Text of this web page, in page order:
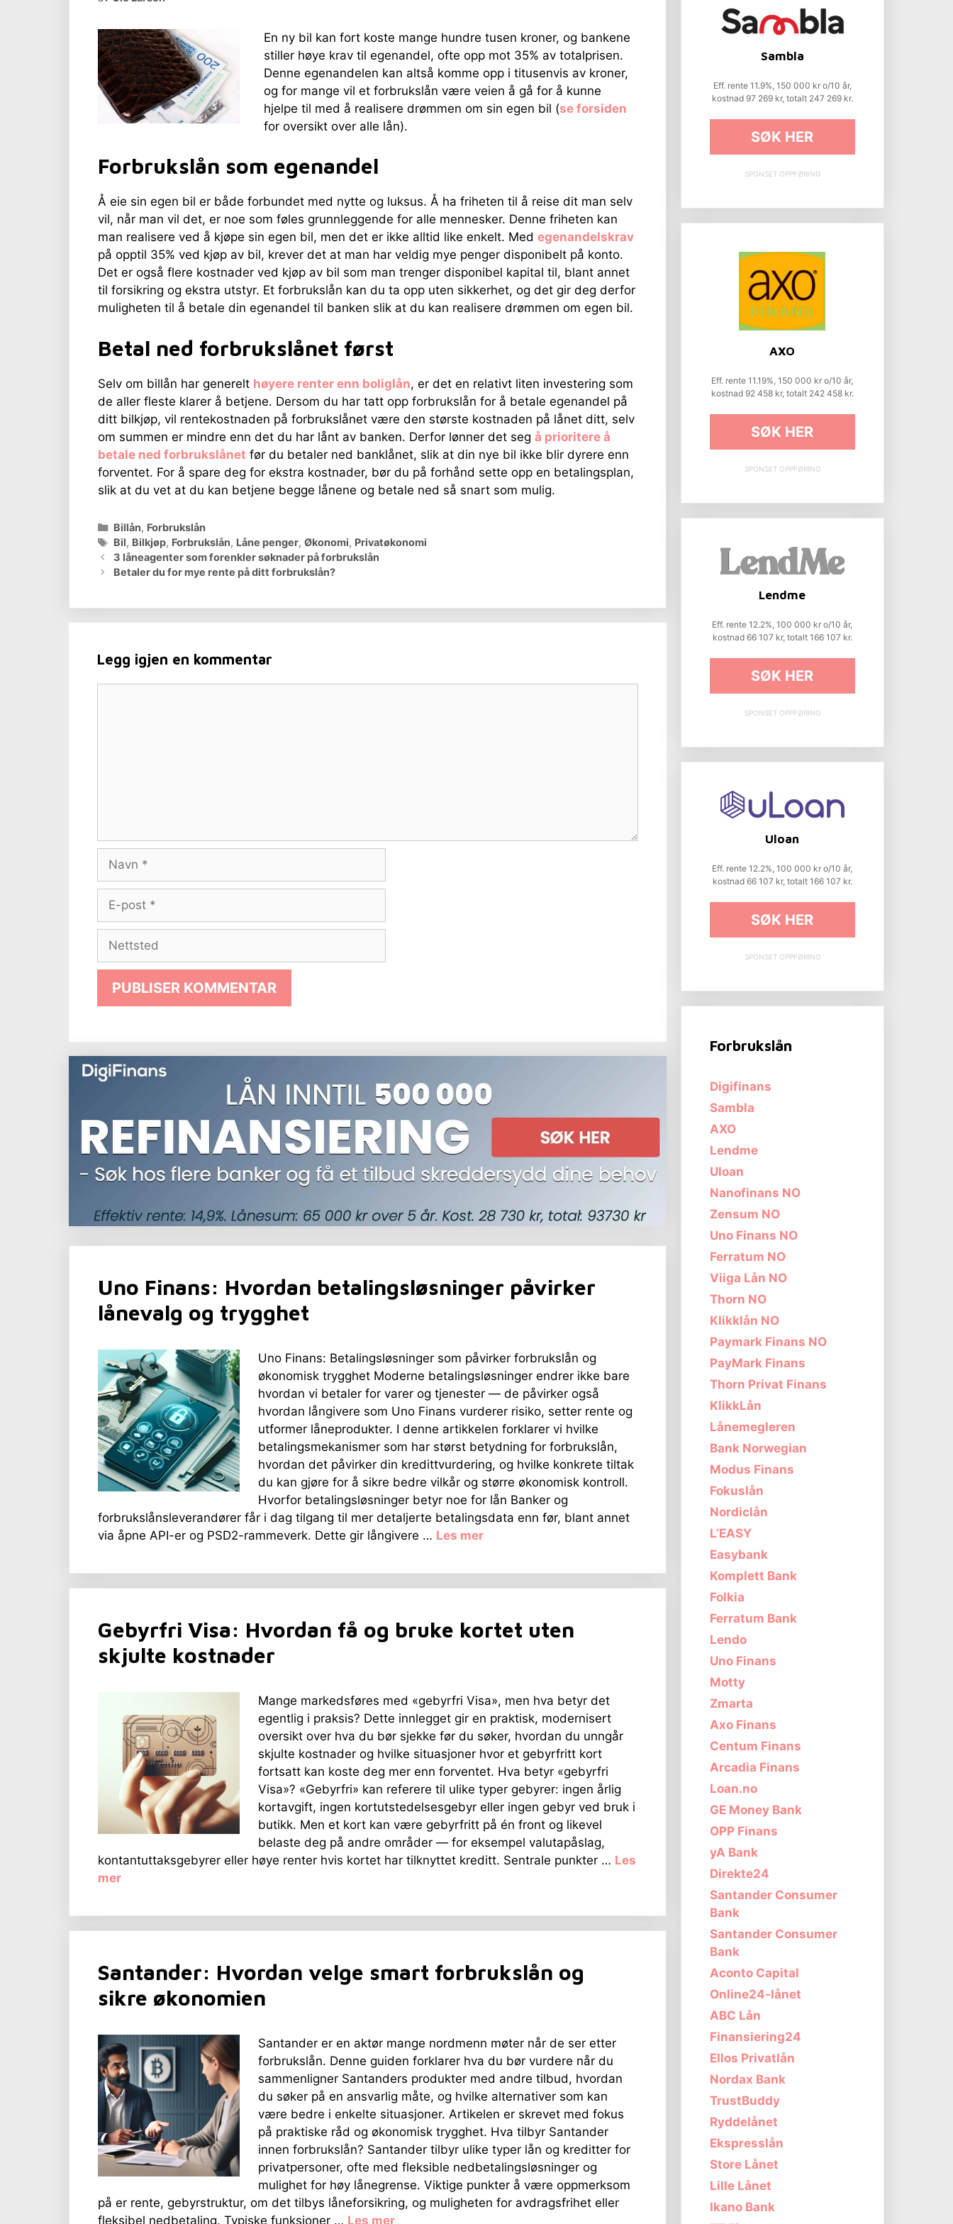
En ny bil kan fort koste mange hundre tusen kroner, og bankene
stiller høye krav til egenandel, ofte opp mot 35% av totalprisen.
Denne egenandelen kan altså komme opp i titusenvis av kroner,
og for mange vil et forbrukslån være veien å gå for å kunne
hjelpe til med å realisere drømmen om sin egen bil (se forsiden
for oversikt over alle lån).
Forbrukslån som egenandel
Å eie sin egen bil er både forbundet med nytte og luksus. Å ha friheten til å reise dit man selv
vil, når man vil det, er noe som føles grunnleggende for alle mennesker. Denne friheten kan
man realisere ved å kjøpe sin egen bil, men det er ikke alltid like enkelt. Med egenandelskrav
på opptil 35% ved kjøp av bil, krever det at man har veldig mye penger disponibelt på konto.
Det er også flere kostnader ved kjøp av bil som man trenger disponibel kapital til, blant annet
til forsikring og ekstra utstyr. Et forbrukslån kan du ta opp uten sikkerhet, og det gir deg derfor
muligheten til å betale din egenandel til banken slik at du kan realisere drømmen om egen bil.
Betal ned forbrukslånet først
Selv om billån har generelt høyere renter enn boliglån, er det en relativt liten investering som
de aller fleste klarer å betjene. Dersom du har tatt opp forbrukslån for å betale egenandel på
ditt bilkjøp, vil rentekostnaden på forbrukslånet være den største kostnaden på lånet ditt, selv
om summen er mindre enn det du har lånt av banken. Derfor lønner det seg å prioritere å
betale ned forbrukslånet før du betaler ned banklånet, slik at din nye bil ikke blir dyrere enn
forventet. For å spare deg for ekstra kostnader, bør du på forhånd sette opp en betalingsplan,
slik at du vet at du kan betjene begge lånene og betale ned så snart som mulig.
Kategorier
Billån, Forbrukslån
Stikkord
Bil, Bilkjøp, Forbrukslån, Låne penger, Økonomi, Privatøkonomi
3 låneagenter som forenkler søknader på forbrukslån
Betaler du for mye rente på ditt forbrukslån?
Legg igjen en kommentar
post
Uno Finans: Hvordan betalingsløsninger påvirker
lånevalg og trygghet
Uno Finans: Betalingsløsninger som påvirker forbrukslån og
økonomisk trygghet Moderne betalingsløsninger endrer ikke bare
hvordan vi betaler for varer og tjenester — de påvirker også
hvordan långivere som Uno Finans vurderer risiko, setter rente og
utformer låneprodukter. I denne artikkelen forklarer vi hvilke
betalingsmekanismer som har størst betydning for forbrukslån,
hvordan det påvirker din kredittvurdering, og hvilke konkrete tiltak
du kan gjøre for å sikre bedre vilkår og større økonomisk kontroll.
Hvorfor betalingsløsninger betyr noe for lån Banker og
forbrukslånsleverandører får i dag tilgang til mer detaljerte betalingsdata enn før, blant annet
via åpne API-er og PSD2-rammeverk. Dette gir långivere … Les mer
Gebyrfri Visa: Hvordan få og bruke kortet uten
skjulte kostnader
Mange markedsføres med «gebyrfri Visa», men hva betyr det
egentlig i praksis? Dette innlegget gir en praktisk, modernisert
oversikt over hva du bør sjekke før du søker, hvordan du unngår
skjulte kostnader og hvilke situasjoner hvor et gebyrfritt kort
fortsatt kan koste deg mer enn forventet. Hva betyr «gebyrfri
Visa»? «Gebyrfri» kan referere til ulike typer gebyrer: ingen årlig
kortavgift, ingen kortutstedelsesgebyr eller ingen gebyr ved bruk i
butikk. Men et kort kan være gebyrfritt på én front og likevel
belaste deg på andre områder — for eksempel valutapåslag,
kontantuttaksgebyrer eller høye renter hvis kortet har tilknyttet kreditt. Sentrale punkter … Les
mer
Santander: Hvordan velge smart forbrukslån og
sikre økonomien
Santander er en aktør mange nordmenn møter når de ser etter
forbrukslån. Denne guiden forklarer hva du bør vurdere når du
sammenligner Santanders produkter med andre tilbud, hvordan
du søker på en ansvarlig måte, og hvilke alternativer som kan
være bedre i enkelte situasjoner. Artikelen er skrevet med fokus
på praktiske råd og økonomisk trygghet. Hva tilbyr Santander
innen forbrukslån? Santander tilbyr ulike typer lån og kreditter for
privatpersoner, ofte med fleksible nedbetalingsløsninger og
mulighet for høy lånegrense. Viktige punkter å være oppmerksom
på er rente, gebyrstruktur, om det tilbys låneforsikring, og muligheten for avdragsfrihet eller
fleksibel nedbetaling. Typiske funksjoner … Les mer
Sambla
Eff. rente 11.9%, 150 000 kr o/10 år,
kostnad 97 269 kr, totalt 247 269 kr.
SØK HER
SPONSET OPPFØRING
AXO
Eff. rente 11.19%, 150 000 kr o/10 år,
kostnad 92 458 kr, totalt 242 458 kr.
SØK HER
SPONSET OPPFØRING
Lendme
Eff. rente 12.2%, 100 000 kr o/10 år,
kostnad 66 107 kr, totalt 166 107 kr.
SØK HER
SPONSET OPPFØRING
Uloan
Eff. rente 12.2%, 100 000 kr o/10 år,
kostnad 66 107 kr, totalt 166 107 kr.
SØK HER
SPONSET OPPFØRING
Forbrukslån
Digifinans
Sambla
AXO
Lendme
Uloan
Nanofinans NO
Zensum NO
Uno Finans NO
Ferratum NO
Viiga Lån NO
Thorn NO
Klikklån NO
Paymark Finans NO
PayMark Finans
Thorn Privat Finans
KlikkLån
Lånemegleren
Bank Norwegian
Modus Finans
Fokuslån
Nordiclån
L’EASY
Easybank
Komplett Bank
Folkia
Ferratum Bank
Lendo
Uno Finans
Motty
Zmarta
Axo Finans
Centum Finans
Arcadia Finans
Loan.no
GE Money Bank
OPP Finans
yA Bank
Direkte24
Santander Consumer
Bank
Santander Consumer
Bank
Aconto Capital
Online24-lånet
ABC Lån
Finansiering24
Ellos Privatlån
Nordax Bank
TrustBuddy
Ryddelånet
Ekspresslån
Store Lånet
Lille Lånet
Ikano Bank